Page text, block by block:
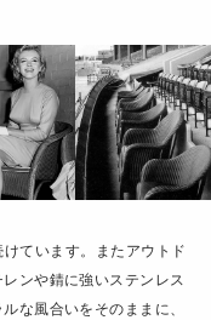
ています。またアウトド
ンや錆に強いステンレス
な風合いをそのままに、